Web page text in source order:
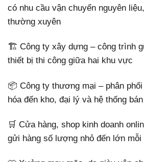
có nhu cầu vận chuyển nguyên
thường xuyên
🏗️ Công ty xây dựng – công trình
thiết bị thi công giữa hai khu vực
📦 Công ty thương mại – phân
hóa đến kho, đại lý và hệ thống
🛒 Cửa hàng, shop kinh doanh
gửi hàng số lượng nhỏ đến lớn mỗi